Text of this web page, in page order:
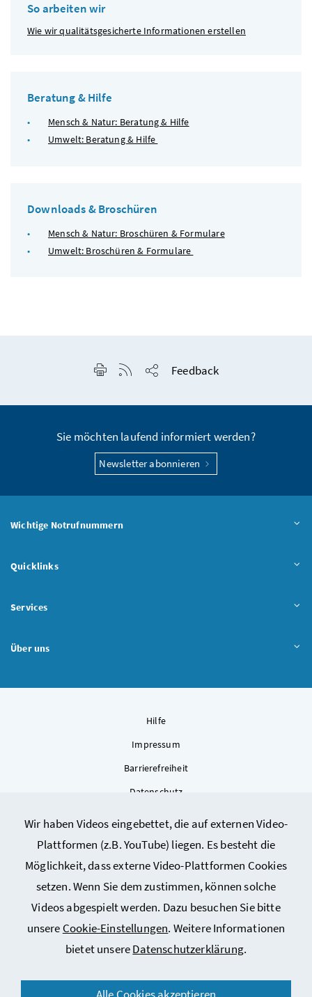
Wir haben Videos eingebettet, die auf externen Video-
Plattformen (z.B. YouTube) liegen. Es besteht die
Möglichkeit, dass externe Video-Plattformen Cookies
setzen. Wenn Sie dem zustimmen, können solche
Videos abgespielt werden. Dazu besuchen Sie bitte
unsere Cookie-Einstellungen. Weitere Informationen
bietet unsereDatenschutzerklärung.
So arbeiten wir
Wie wir qualitätsgesicherte Informationen erstellen
Beratung & Hilfe
Mensch & Natur: Beratung & Hilfe
Umwelt: Beratung & Hilfe
Downloads & Broschüren
Mensch & Natur: Broschüren & Formulare
Umwelt: Broschüren & Formulare
Seite drucken
RSS-Feed anzeigen
Feedback
Sie möchten laufend informiert werden?
Newsletter abonnieren
Wichtige Notrufnummern
Quicklinks
Services
Über uns
Hilfe
Impressum
Barrierefreiheit
Datenschutz
Sitemap
Cookie-Einstellungen
© 2026 Bundesministerium für Arbeit, Soziales, Gesundheit,